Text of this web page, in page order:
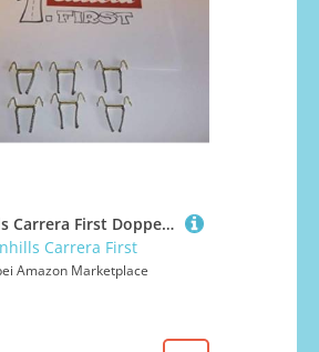
Greenhills Carrera First Doppelbürsten/Zöpfe x 6 Neu G1135 - HO 1:87 - 12,07 mm - Slot Car Bürsten - Zubehör - Bürsten - Grün
Carrera First
Amazon Marketplace